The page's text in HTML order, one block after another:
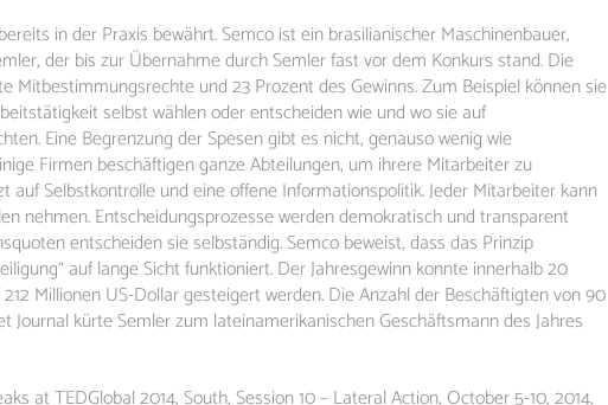
in der Praxis bewährt. Semco ist ein brasilianischer Maschinenbauer,
der bis zur Übernahme durch Semler fast vor dem Konkurs stand. Die
Mitbestimmungsrechte und 23 Prozent des Gewinns. Zum Beispiel können sie
selbst wählen oder entscheiden wie und wo sie auf
Eine Begrenzung der Spesen gibt es nicht, genauso wenig wie
Firmen beschäftigen ganze Abteilungen, um ihrere Mitarbeiter zu
auf Selbstkontrolle und eine offene Informationspolitik. Jeder Mitarbeiter kann
nehmen. Entscheidungsprozesse werden demokratisch und transparent
entscheiden sie selbständig. Semco beweist, dass das Prinzip
auf lange Sicht funktioniert. Der Jahresgewinn konnte innerhalb 20
Millionen US-Dollar gesteigert werden. Die Anzahl der Beschäftigten von 90
Journal kürte Semler zum lateinamerikanischen Geschäftsmann des Jahres
at TEDGlobal 2014, South, Session 10 – Lateral Action, October 5-10, 2014,